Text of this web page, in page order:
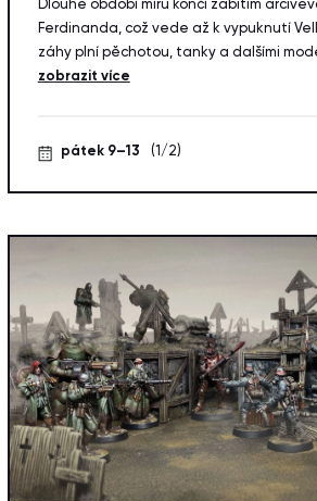
Dlouhé období míru končí zabitím
Ferdinanda, což vede až k vypuknutí
záhy plní pěchotou, tanky a dalšími
zobrazit více
pátek 9–13 (1/2)